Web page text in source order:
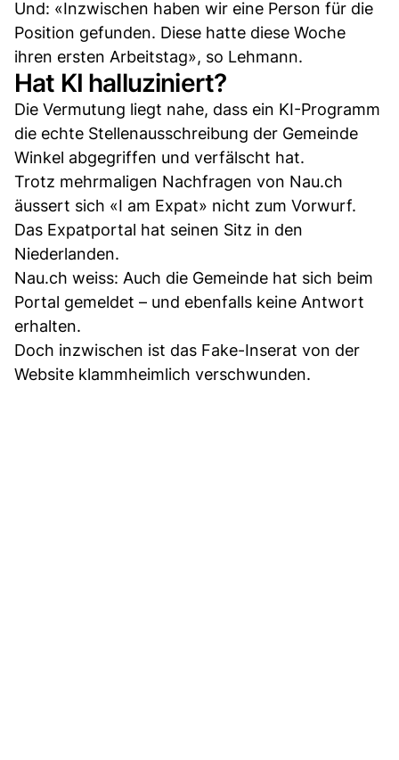
Und: «Inzwischen haben wir eine Person für die
Position gefunden. Diese hatte diese Woche
ihren ersten Arbeitstag», so Lehmann.
Hat KI halluziniert?
Die Vermutung liegt nahe, dass ein KI-Programm
die echte Stellenausschreibung der Gemeinde
Winkel abgegriffen und verfälscht hat.
Trotz mehrmaligen Nachfragen von Nau.ch
äussert sich «I am Expat» nicht zum Vorwurf.
Das Expatportal hat seinen Sitz in den
Niederlanden.
Nau.ch weiss: Auch die Gemeinde hat sich beim
Portal gemeldet – und ebenfalls keine Antwort
erhalten.
Doch inzwischen ist das Fake-Inserat von der
Website klammheimlich verschwunden.